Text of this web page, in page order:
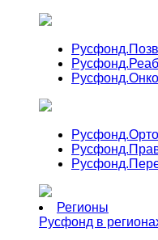
Русфонд.
Русфонд.
Русфонд.
Русфонд.
Русфонд.
Русфонд.
Регионы
Русфонд в